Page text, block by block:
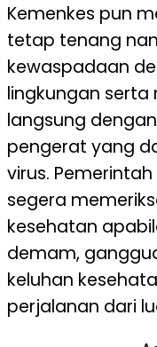
Kemenkes pun
tetap tenang
kewaspadaan
lingkungan
langsung
pengerat yang
virus.
segera
kesehatan
demam,
keluhan
perjalanan dari